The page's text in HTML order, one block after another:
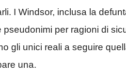
I Windsor, inclusa la
per ragioni di
gli unici reali a seguire
una.